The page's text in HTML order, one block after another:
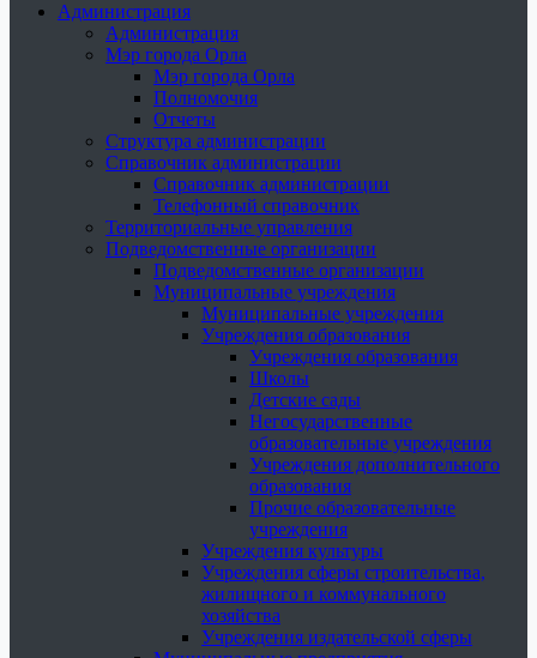
Администрация
Администрация
Мэр города Орла
Мэр города Орла
Полномочия
Отчеты
Структура администрации
Справочник администрации
Справочник администрации
Телефонный справочник
Территориальные управления
Подведомственные организации
Подведомственные организации
Муниципальные учреждения
Муниципальные учреждения
Учреждения образования
Учреждения образования
Школы
Детские сады
Негосударственные
образовательные учреждения
Учреждения дополнительного
образования
Прочие образовательные
учреждения
Учреждения культуры
Учреждения сферы строительства,
жилищного и коммунального
хозяйства
Учреждения издательской сферы